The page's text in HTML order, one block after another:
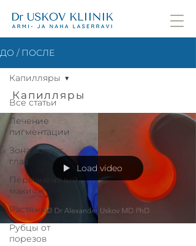
ДО / ПОСЛЕ
Все статьи
Лечение
пигментации
Зона вокруг
глаз
Перманентный
макияж
Растяжки
Рубцы от
порезов
Капилляры
Капилляры
Load video